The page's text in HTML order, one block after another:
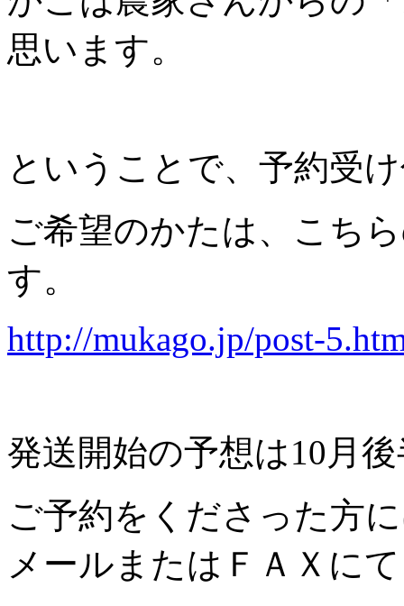
思います。
ということで、予約受
ご希望のかたは、こち
す。
http://mukago.jp/post-
発送開始の予想は10月
ご予約をくださった方
メールまたはＦＡＸに